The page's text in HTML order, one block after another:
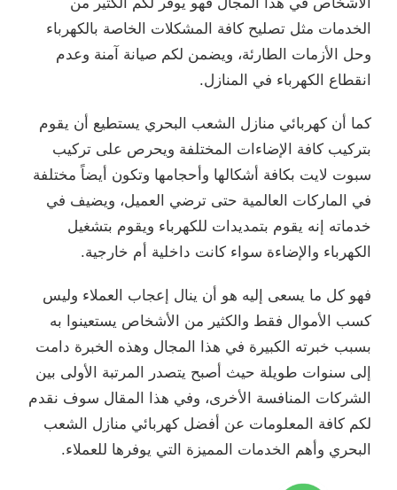
الأشخاص في هذا المجال فهو يوفر لكم الكثير من
الخدمات مثل تصليح كافة المشكلات الخاصة بالكهرباء
وحل الأزمات الطارئة، ويضمن لكم صيانة آمنة وعدم
انقطاع الكهرباء في المنازل.
كما أن كهربائي منازل الشعب البحري يستطيع أن يقوم
بتركيب كافة الإضاءات المختلفة ويحرص على تركيب
سبوت لايت بكافة أشكالها وأحجامها وتكون أيضاً مختلفة
في الماركات العالمية حتى ترضي العميل، ويضيف في
خدماته إنه يقوم بتمديدات للكهرباء ويقوم بتشغيل
الكهرباء والإضاءة سواء كانت داخلية أم خارجية.
فهو كل ما يسعى إليه هو أن ينال إعجاب العملاء وليس
كسب الأموال فقط والكثير من الأشخاص يستعينوا به
بسبب خبرته الكبيرة في هذا المجال وهذه الخبرة دامت
إلى سنوات طويلة حيث أصبح يتصدر المرتبة الأولى بين
الشركات المنافسة الأخرى، وفي هذا المقال سوف نقدم
لكم كافة المعلومات عن أفضل كهربائي منازل الشعب
البحري وأهم الخدمات المميزة التي يوفرها للعملاء.